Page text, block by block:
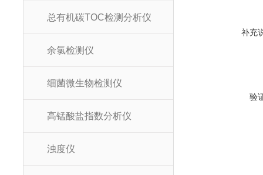
总有机碳TOC检测分析仪
余氯检测仪
细菌微生物检测仪
高锰酸盐指数分析仪
浊度仪
补充
验